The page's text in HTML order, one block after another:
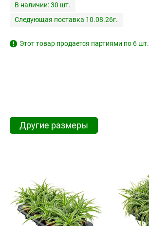
В наличии:30 шт.
Следующая поставка 10.08.26г.
! Этот товар продается партиями по 6 шт.
Другие размеры